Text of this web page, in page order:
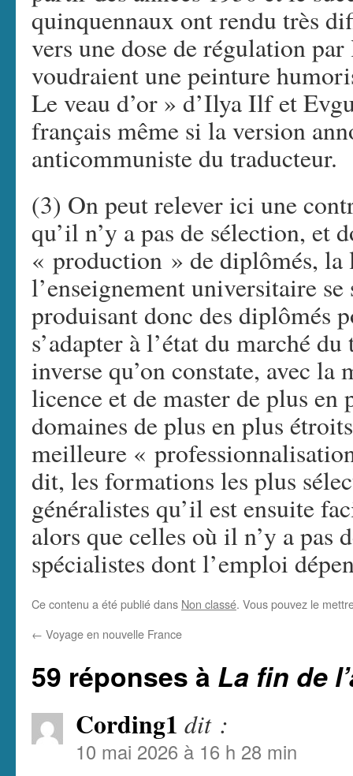
quinquennaux ont rendu très
vers une dose de régulation
voudraient une peinture
Le veau d’or » d’Ilya Ilf et
français même si la version
anticommuniste du traducteur.
(3) On peut relever ici une
qu’il n’y a pas de sélection, et
« production » de diplômés,
l’enseignement universitaire
produisant donc des diplômés
s’adapter à l’état du marché
inverse qu’on constate, avec
licence et de master de plus en
domaines de plus en plus
meilleure «
dit, les formations les plus
généralistes qu’il est ensuite
alors que celles où il n’y a pas
spécialistes dont l’emploi
Ce contenu a été publié dans Non classé. Vous pouvez le
← Voyage en nouvelle France
59 réponses à La fin de
Cording1 dit :
10 mai 2026 à 16 h 28 min